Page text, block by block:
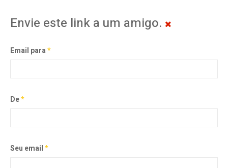
Envie este link a um amigo.
Email para*
De*
Seu email*